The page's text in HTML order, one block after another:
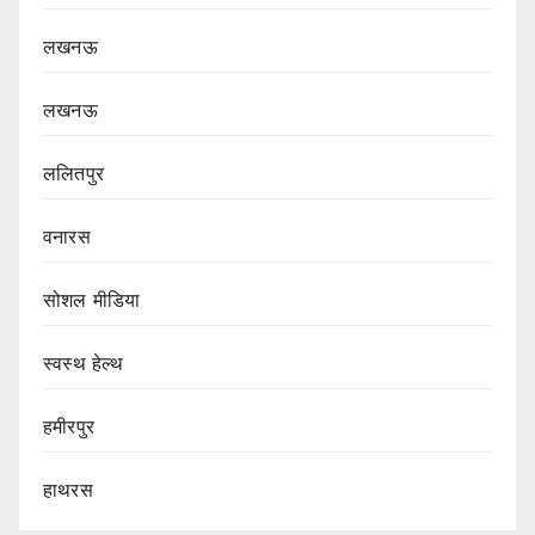
लखनऊ
लखनऊ
ललितपुर
वनारस
सोशल मीडिया
स्वस्थ हेल्थ
हमीरपुर
हाथरस